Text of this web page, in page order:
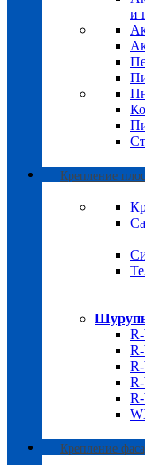
и
Крепление
Крепление